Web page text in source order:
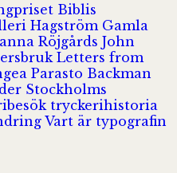
Biblis
Hagström Gamla
Röjgårds John
Letters from
Parasto Backman
Stockholms
tryckerihistoria
Vart är typografin